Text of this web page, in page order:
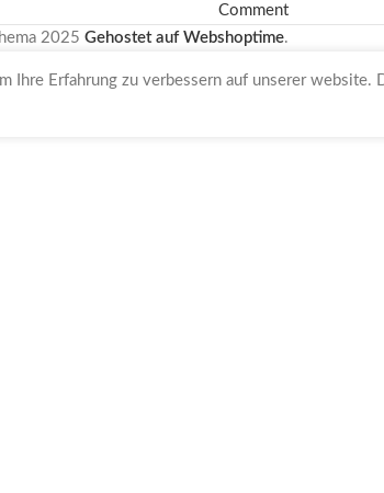
Comment
2025 Gehostet auf Webshoptime.
Ihre Erfahrung zu verbessern auf unserer